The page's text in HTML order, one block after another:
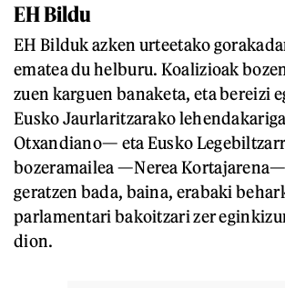
EH Bildu
EH Bilduk azken urteetako
ematea du helburu. Koalizioak
zuen karguen banaketa, eta bereizi
Eusko Jaurlaritzarako
Otxandiano— eta Eusko
bozeramailea —Nerea
geratzen bada, baina, erabaki
parlamentari bakoitzari zer
dion.